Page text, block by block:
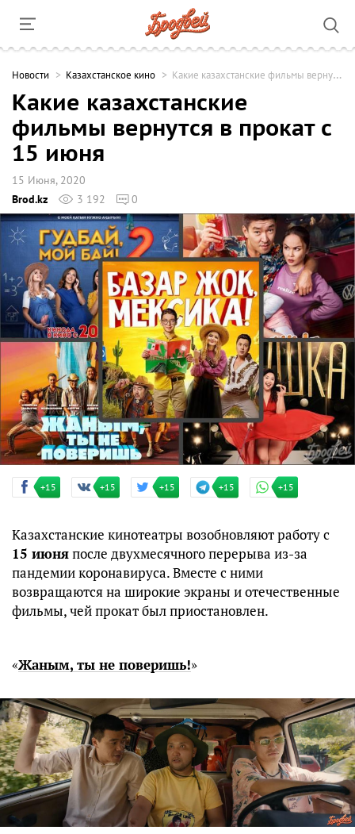
Новости Казахстанское кино Какие казахстанские фильмы вернутся в прокат с 15 июня
Какие казахстанские
фильмы вернутся в прокат с
15 июня
15 Июня, 2020
Brod.kz
3 192 0
+15 +15 +15 +15 +15
Казахстанские кинотеатры возобновляют работу с
15 июняпосле двухмесячного перерыва из-за
пандемии коронавируса. Вместе с ними
возвращаются на широкие экраны и отечественные
фильмы, чей прокат был приостановлен.
«Жаным, ты не поверишь!»